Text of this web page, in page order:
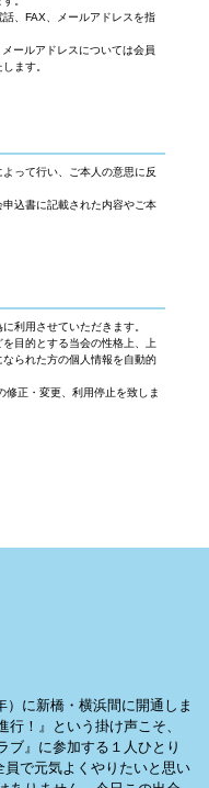
、FAX、メールアドレスを指
ールアドレスについては会員
ます。
って行い、ご本人の意思に反
込書に記載された内容やご本
利用させていただきます。
目的とする当会の性格上、上
られた方の個人情報を自動的
修正・変更、利用停止を致しま
）に新橋・横浜間に開通しま
！』という掛け声こそ、
ブ』に参加する１人ひとり
で元気よくやりたいと思い